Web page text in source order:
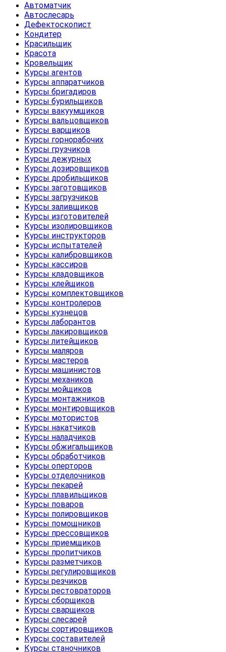
Автоматчик
Автослесарь
Дефектоскопист
Кондитер
Красильщик
Красота
Кровельщик
Курсы агентов
Курсы аппаратчиков
Курсы бригадиров
Курсы бурильщиков
Курсы вакуумщиков
Курсы вальцовщиков
Курсы варщиков
Курсы горнорабочих
Курсы грузчиков
Курсы дежурных
Курсы дозировщиков
Курсы дробильщиков
Курсы заготовщиков
Курсы загрузчиков
Курсы заливщиков
Курсы изготовителей
Курсы изолировщиков
Курсы инструкторов
Курсы испытателей
Курсы калибровщиков
Курсы кассиров
Курсы кладовщиков
Курсы клейщиков
Курсы комплектовщиков
Курсы контролеров
Курсы кузнецов
Курсы лаборантов
Курсы лакировщиков
Курсы литейщиков
Курсы маляров
Курсы мастеров
Курсы машинистов
Курсы механиков
Курсы мойщиков
Курсы монтажников
Курсы монтировщиков
Курсы мотористов
Курсы накатчиков
Курсы наладчиков
Курсы обжигальщиков
Курсы обработчиков
Курсы оперторов
Курсы отделочников
Курсы пекарей
Курсы плавильщиков
Курсы поваров
Курсы полировщиков
Курсы помощников
Курсы прессовщиков
Курсы приемщиков
Курсы пропитчиков
Курсы разметчиков
Курсы регулировщиков
Курсы резчиков
Курсы рестовраторов
Курсы сборщиков
Курсы сварщиков
Курсы слесарей
Курсы сортировщиков
Курсы составителей
Курсы станочников